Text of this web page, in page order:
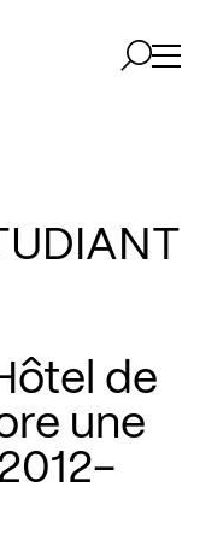
de
une